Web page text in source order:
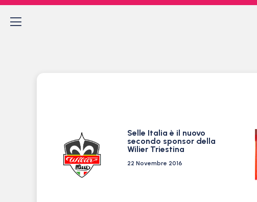
Selle Italia è il nuovo
secondo sponsor della
Wilier Triestina
22 Novembre 2016